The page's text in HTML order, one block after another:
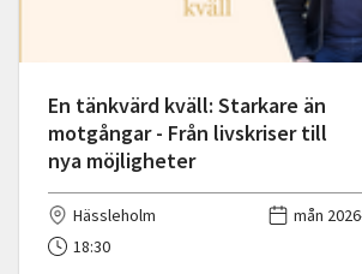
En tänkvärd kväll: Starkare än
motgångar - Från livskriser till
nya möjligheter
Hässleholm
mån
18:30